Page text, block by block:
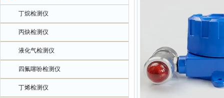
丁烷检测仪
丙炔检测仪
液化气检测仪
四氟噻吩检测仪
丁烯检测仪